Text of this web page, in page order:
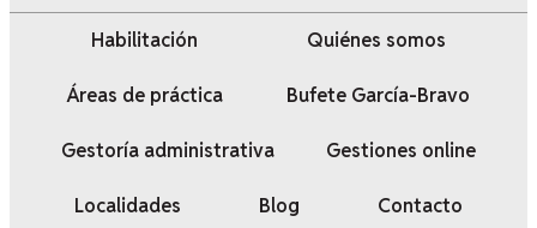
Habilitación Quiénes somos
Áreas de práctica Bufete García-Bravo
Gestoría administrativa Gestiones online
Localidades Blog Contacto